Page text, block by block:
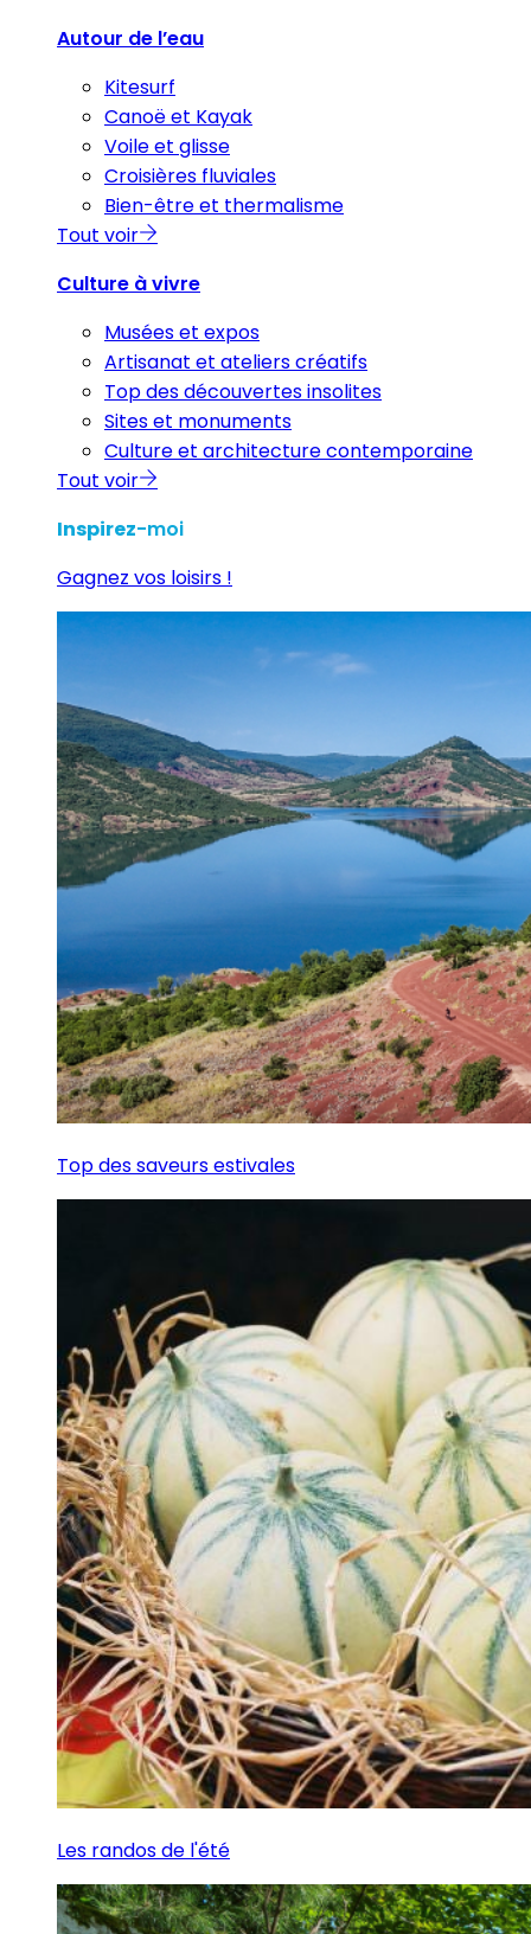
Autour de l’eau
Kitesurf
Canoë et Kayak
Voile et glisse
Croisières fluviales
Bien-être et thermalisme
Tout voir
Culture à vivre
Musées et expos
Artisanat et ateliers créatifs
Top des découvertes insolites
Sites et monuments
Culture et architecture contemporaine
Tout voir
Inspirez-moi
Gagnez vos loisirs !
Top des saveurs estivales
Les randos de l'été